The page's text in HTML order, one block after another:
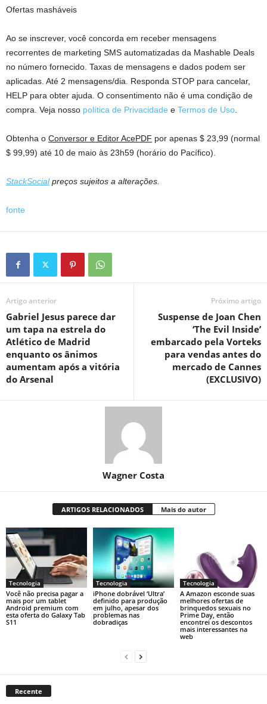
Ofertas masháveis
Ao se inscrever, você concorda em receber mensagens
recorrentes de marketing SMS automatizadas da Mashable Deals
no número fornecido. Taxas de mensagens e dados podem ser
aplicadas. Até 2 mensagens/dia. Responda STOP para cancelar,
HELP para obter ajuda. O consentimento não é uma condição de
compra. Veja nosso política de Privacidade e Termos de Uso
Obtenha o Conversor e Editor AcePDF por apenas $ 23,99 (normal
$ 99,99) até 10 de maio às 23h59 (horário do Pacífico).
StackSocialpreços sujeitos a alterações.
fonte
Artigo anterior
Gabriel Jesus parece dar
um tapa na estrela do
Atlético de Madrid
enquanto os ânimos
aumentam após a vitória
do Arsenal
Próximo artigo
Suspense de Joan Chen
‘The Evil Inside’
embarcado pela Vorteks
para vendas antes do
mercado de Cannes
(EXCLUSIVO)
Wagner Costa
ARTIGOS RELACIONADOS Mais do autor
Tecnologia
Você não precisa pagar a
mais por um tablet
Android premium com
esta oferta do Galaxy Tab
S11
Tecnologia
iPhone dobrável ‘Ultra’
definido para produção
em julho, apesar dos
problemas nas
dobradiças
Tecnologia
A Amazon esconde suas
melhores ofertas de
brinquedos sexuais no
Prime Day, então
encontrei os descontos
mais interessantes na
web
Recente